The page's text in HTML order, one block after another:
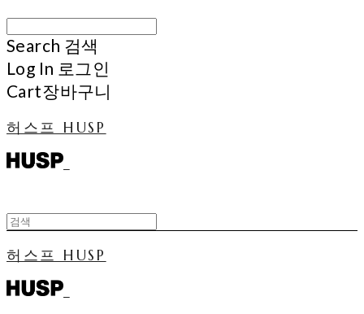
Search 검색
Log In 로그인
Cart장바구니
허스프 HUSP
허스프 HUSP